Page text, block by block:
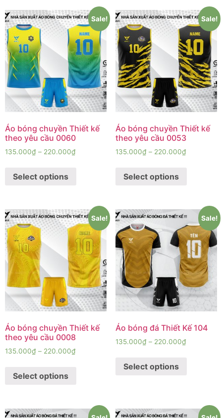
Sale!
Áo bóng chuyền Thiết kế
theo yêu cầu 0060
135.000₫ – 220.000₫
Select options
Sale!
Áo bóng chuyền Thiết kế
theo yêu cầu 0053
135.000₫– 220.000₫
Select options
Sale!
Áo bóng chuyền Thiết kế
theo yêu cầu 0008
135.000₫ – 220.000₫
Select options
Sale!
Áo bóng đá Thiết Kế 104
135.000₫– 220.000₫
Select options